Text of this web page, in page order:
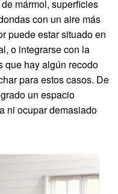
mármol, superficies
con un aire más
puede estar situado en
o integrarse con la
que hay algún recodo
para estos casos. De
un espacio
ni ocupar demasiado